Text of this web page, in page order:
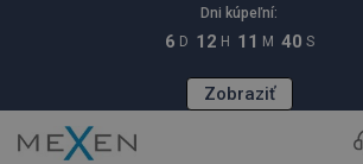
Dni kúpeľní:
6 D 12 H 11 M 39 S
Zobraziť